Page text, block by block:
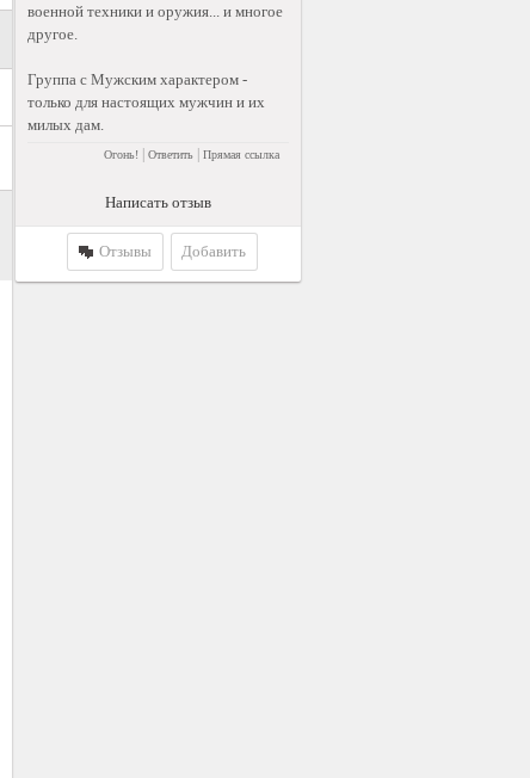
военной техники и оружия... и многое
другое.
Группа с Мужским характером -
только для настоящих мужчин и их
милых дам.
Огонь! Ответить Прямая ссылка
Написать отзыв
Отзывы Добавить